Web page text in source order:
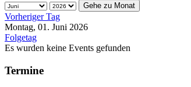
Gehe zu Monat
Vorheriger Tag
Montag, 01. Juni 2026
Folgetag
Es wurden keine Events gefunden
Termine